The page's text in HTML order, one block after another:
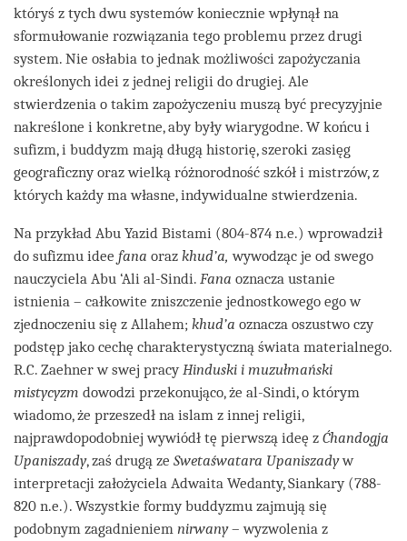
któryś z tych dwu systemów koniecznie wpłynął na
sformułowanie rozwiązania tego problemu przez drugi
system. Nie osłabia to jednak możliwości zapożyczania
określonych idei z jednej religii do drugiej. Ale
stwierdzenia o takim zapożyczeniu muszą być precyzyjnie
nakreślone i konkretne, aby były wiarygodne. W końcu i
sufizm, i buddyzm mają długą historię, szeroki zasięg
geograficzny oraz wielką różnorodność szkół i mistrzów, z
których każdy ma własne, indywidualne stwierdzenia.
Na przykład Abu Yazid Bistami (804-874 n.e.) wprowadził
do sufizmu idee fana oraz khud’a, wywodząc je od swego
nauczyciela Abu ‘Ali al-Sindi. Fana oznacza ustanie
istnienia – całkowite zniszczenie jednostkowego ego w
zjednoczeniu się z Allahem; khud’a oznacza oszustwo czy
podstęp jako cechę charakterystyczną świata materialnego.
R.C. Zaehner w swej pracy Hinduski i muzułmański
mistycyzm dowodzi przekonująco, że al-Sindi, o którym
wiadomo, że przeszedł na islam z innej religii,
najprawdopodobniej wywiódł tę pierwszą ideę z Ćhandogja
Upaniszady, zaś drugą ze Swetaśwatara Upaniszadyw
interpretacji założyciela Adwaita Wedanty, Siankary (788-
820 n.e.). Wszystkie formy buddyzmu zajmują się
podobnym zagadnieniem nirwany– wyzwolenia z